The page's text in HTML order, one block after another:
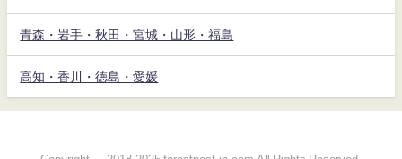
青森・岩手・秋田・宮城・山形・福島
高知・香川・徳島・愛媛